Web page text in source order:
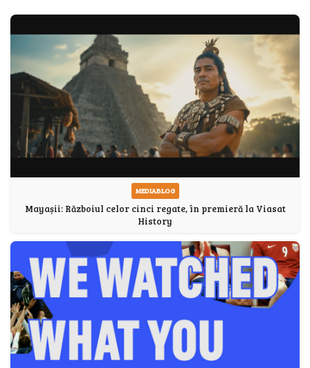
MEDIABLOG
Mayașii: Războiul celor cinci regate, în premieră la Viasat
History